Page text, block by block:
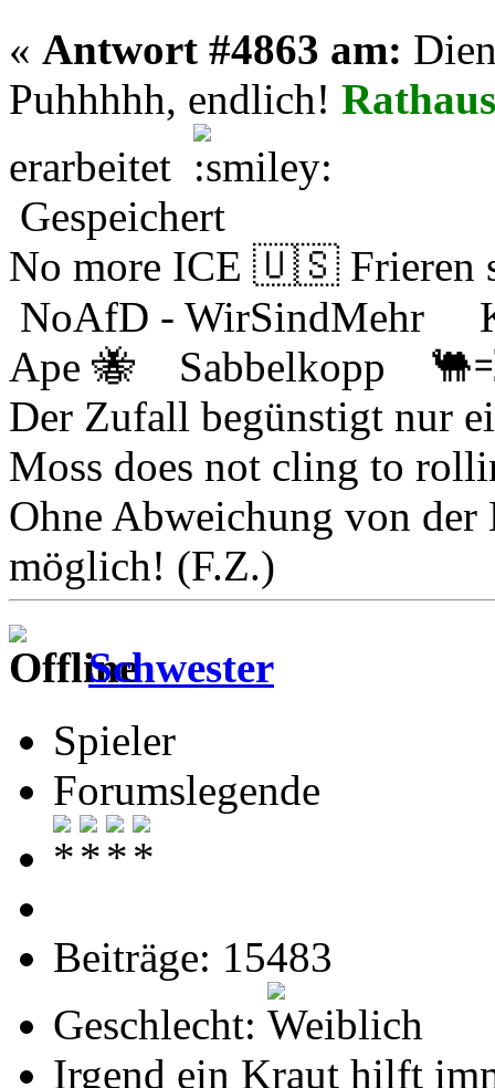
« Antwort #4863 am:
Puhhhhh, endlich!
erarbeitet
Gespeichert
No more ICE 🇺🇸 Frieren
NoAfD - WirSindMehr
Ape 🐝 Sabbelkopp
Der Zufall begünstigt nur
Moss does not cling to
Ohne Abweichung von
möglich! (F.Z.)
Schwester
Spieler
Forumslegende
Beiträge: 15483
Geschlecht:
Irgend ein Kraut hilft